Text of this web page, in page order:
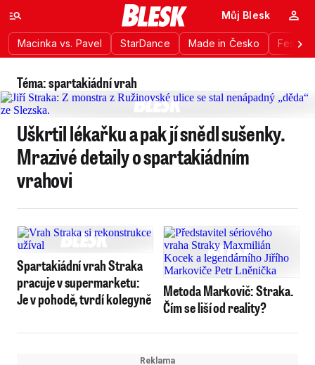
Macinka vs. Pavel StarDance Made in Česko
Můj Blesk
Téma: spartakiádní vrah
Uškrtil lékařku a pak jí snědl sušenky.
Mrazivé detaily o spartakiádním
vrahovi
Spartakiádní vrah Straka
pracuje v supermarketu:
Je v pohodě, tvrdí kolegyně
Metoda Markovič: Straka.
Čím se liší od reality?